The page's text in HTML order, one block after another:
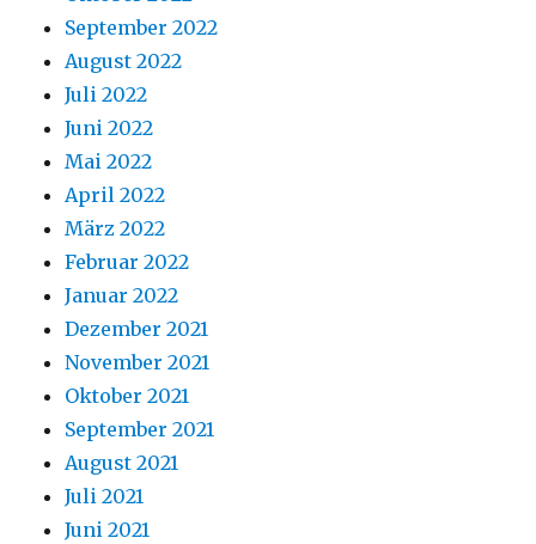
September 2022
August 2022
Juli 2022
Juni 2022
Mai 2022
April 2022
März 2022
Februar 2022
Januar 2022
Dezember 2021
November 2021
Oktober 2021
September 2021
August 2021
Juli 2021
Juni 2021